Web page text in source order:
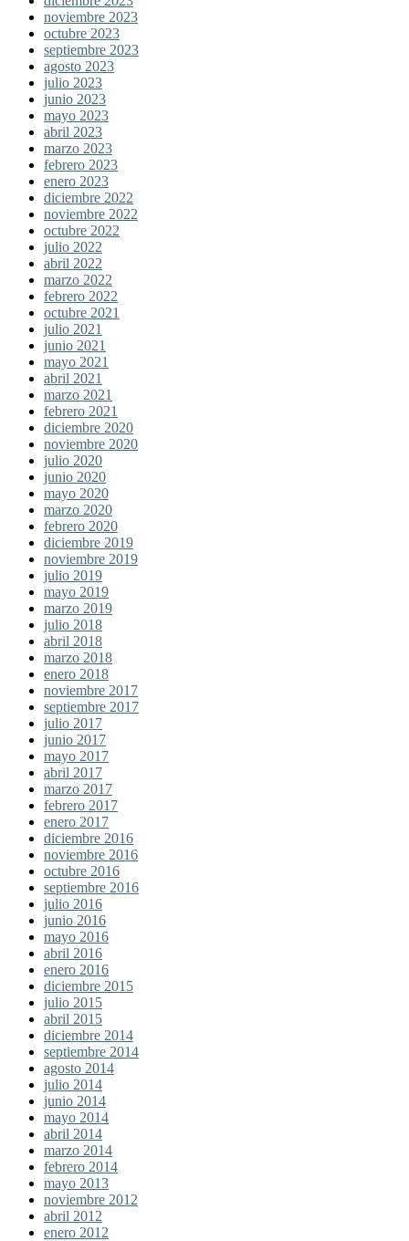
noviembre 2023
octubre 2023
septiembre 2023
agosto 2023
julio 2023
junio 2023
mayo 2023
abril 2023
marzo 2023
febrero 2023
enero 2023
diciembre 2022
noviembre 2022
octubre 2022
julio 2022
abril 2022
marzo 2022
febrero 2022
octubre 2021
julio 2021
junio 2021
mayo 2021
abril 2021
marzo 2021
febrero 2021
diciembre 2020
noviembre 2020
julio 2020
junio 2020
mayo 2020
marzo 2020
febrero 2020
diciembre 2019
noviembre 2019
julio 2019
mayo 2019
marzo 2019
julio 2018
abril 2018
marzo 2018
enero 2018
noviembre 2017
septiembre 2017
julio 2017
junio 2017
mayo 2017
abril 2017
marzo 2017
febrero 2017
enero 2017
diciembre 2016
noviembre 2016
octubre 2016
septiembre 2016
julio 2016
junio 2016
mayo 2016
abril 2016
enero 2016
diciembre 2015
julio 2015
abril 2015
diciembre 2014
septiembre 2014
agosto 2014
julio 2014
junio 2014
mayo 2014
abril 2014
marzo 2014
febrero 2014
mayo 2013
noviembre 2012
abril 2012
enero 2012